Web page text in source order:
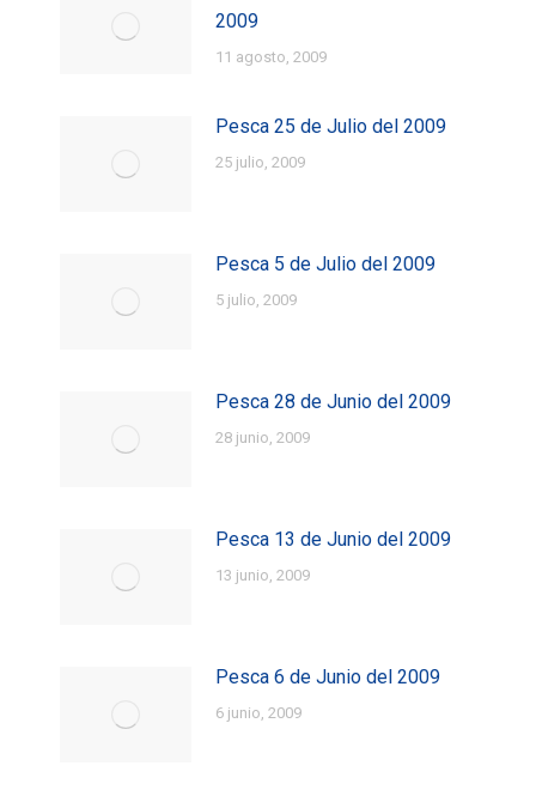
2009
11 agosto, 2009
Pesca 25 de Julio del 2009
25 julio, 2009
Pesca 5 de Julio del 2009
5 julio, 2009
Pesca 28 de Junio del 2009
28 junio, 2009
Pesca 13 de Junio del 2009
13 junio, 2009
Pesca 6 de Junio del 2009
6 junio, 2009